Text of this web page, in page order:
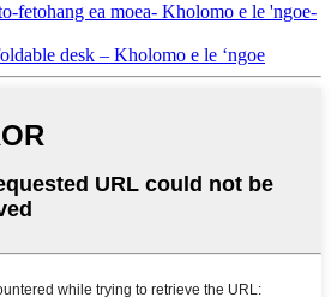
fetohang ea moea- Kholomo e le 'ngoe-
desk – Kholomo e le ‘ngoe